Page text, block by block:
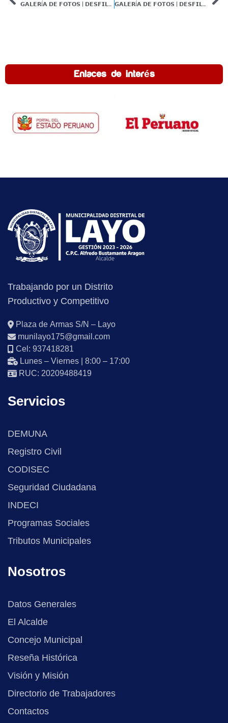
𝗚𝗔𝗟𝗘𝗥Í𝗔 𝗗𝗘 𝗙𝗢𝗧𝗢𝗦 | 𝗗𝗘𝗦𝗙𝗜𝗟𝗘 𝗗𝗘 𝗡𝗜𝗩𝗘𝗟 𝗜𝗡𝗜𝗖𝗜𝗔𝗟 𝗚𝗔𝗟𝗘𝗥Í𝗔 𝗗𝗘 𝗙𝗢𝗧𝗢𝗦 | 𝗗𝗘𝗦𝗙𝗜𝗟𝗘 𝗗𝗘 𝗡𝗜𝗩𝗘𝗟 𝗦𝗘𝗖𝗨𝗡𝗗𝗔𝗥𝗜𝗢
Enlaces de interés
Trabajando por un Distrito
Productivo y Competitivo
Plaza de Armas S/N – Layo
munilayo175@gmail.com
Cel: 937418281
Lunes – Viernes | 8:00 – 17:00
RUC: 20209488419
Servicios
DEMUNA
Registro Civil
CODISEC
Seguridad Ciudadana
INDECI
Programas Sociales
Tributos Municipales
Nosotros
Datos Generales
El Alcalde
Concejo Municipal
Reseña Histórica
Visión y Misión
Directorio de Trabajadores
Contactos